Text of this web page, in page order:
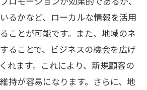
るかなど、ローカルな情報を活用
ことが可能です。また、地域のネ
ることで、ビジネスの機会を広げ
れます。これにより、新規顧客の
持が容易になります。さらに、地